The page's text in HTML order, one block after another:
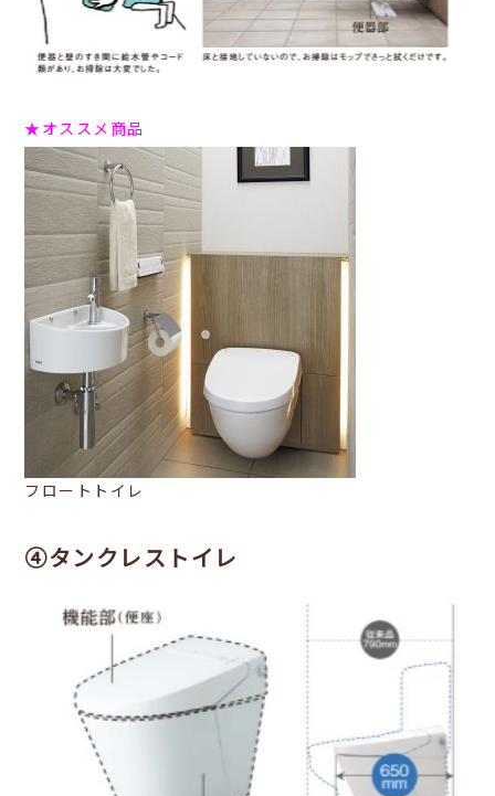
★オススメ商品
フロートトイレ
④タンクレストイレ